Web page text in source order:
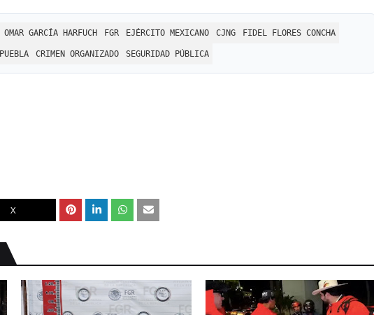
OMAR GARCÍA HARFUCH FGR EJÉRCITO MEXICANO CJNG FIDEL FLORES CONCHA
PUEBLA CRIMEN ORGANIZADO SEGURIDAD PÚBLICA
X